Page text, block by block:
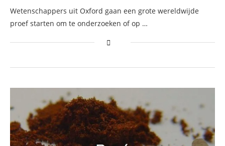
Wetenschappers uit Oxford gaan een grote wereldwijde
proef starten om te onderzoeken of op …